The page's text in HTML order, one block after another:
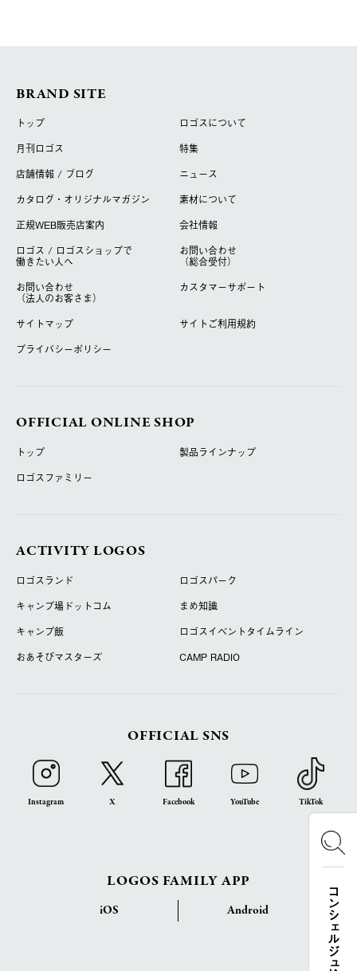
コンシェルジュ検索
BRAND SITE
トップ
ロゴスについて
月刊ロゴス
特集
店舗情報 / ブログ
ニュース
カタログ・オリジナルマガジン
素材について
正規WEB販売店案内
会社情報
ロゴス / ロゴスショップで
働きたい人へ
お問い合わせ
（総合受付）
お問い合わせ
（法人のお客さま）
カスタマーサポート
サイトマップ
サイトご利用規約
プライバシーポリシー
OFFICIAL ONLINE SHOP
トップ
製品ラインナップ
ロゴスファミリー
ACTIVITY LOGOS
ロゴスランド
ロゴスパーク
キャンプ場ドットコム
まめ知識
キャンプ飯
ロゴスイベントタイムライン
おあそびマスターズ
CAMP RADIO
OFFICIAL SNS
Instagram X Facebook YouTube TikTok
LOGOS FAMILY APP
iOS Android